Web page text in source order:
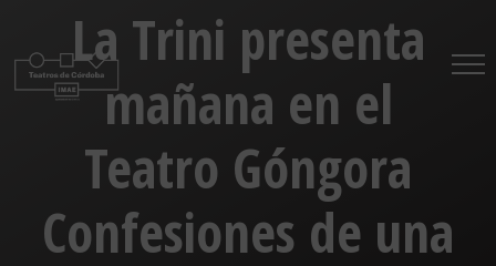
La Trini presenta
mañana en el
Teatro Góngora
Confesiones de una